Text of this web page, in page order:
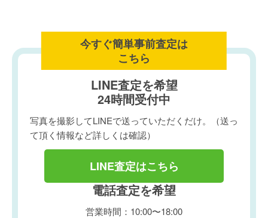
今すぐ簡単事前査定は
こちら
LINE査定を希望
24時間受付中
写真を撮影してLINEで送っていただくだけ。（送っ
て頂く情報など詳しくは確認）
LINE査定はこちら
電話査定を希望
営業時間：10:00〜18:00